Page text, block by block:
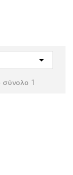

σύνολο 1